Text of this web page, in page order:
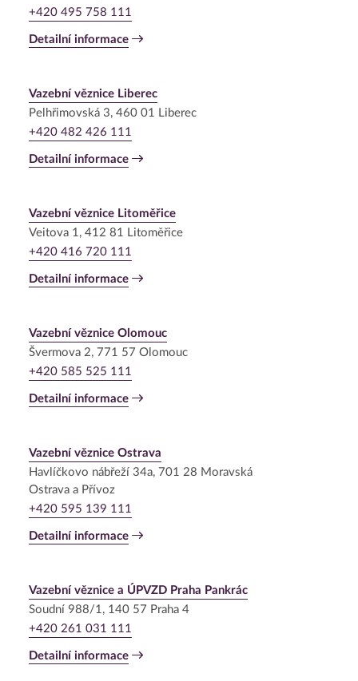
+420 495 758 111
Detailní informace
Vazební věznice Liberec
Pelhřimovská 3, 460 01 Liberec
+420 482 426 111
Detailní informace
Vazební věznice Litoměřice
Veitova 1, 412 81 Litoměřice
+420 416 720 111
Detailní informace
Vazební věznice Olomouc
Švermova 2, 771 57 Olomouc
+420 585 525 111
Detailní informace
Vazební věznice Ostrava
Havlíčkovo nábřeží 34a, 701 28 Moravská
Ostrava a Přívoz
+420 595 139 111
Detailní informace
Vazební věznice a ÚPVZD Praha Pankrác
Soudní 988/1, 140 57 Praha 4
+420 261 031 111
Detailní informace